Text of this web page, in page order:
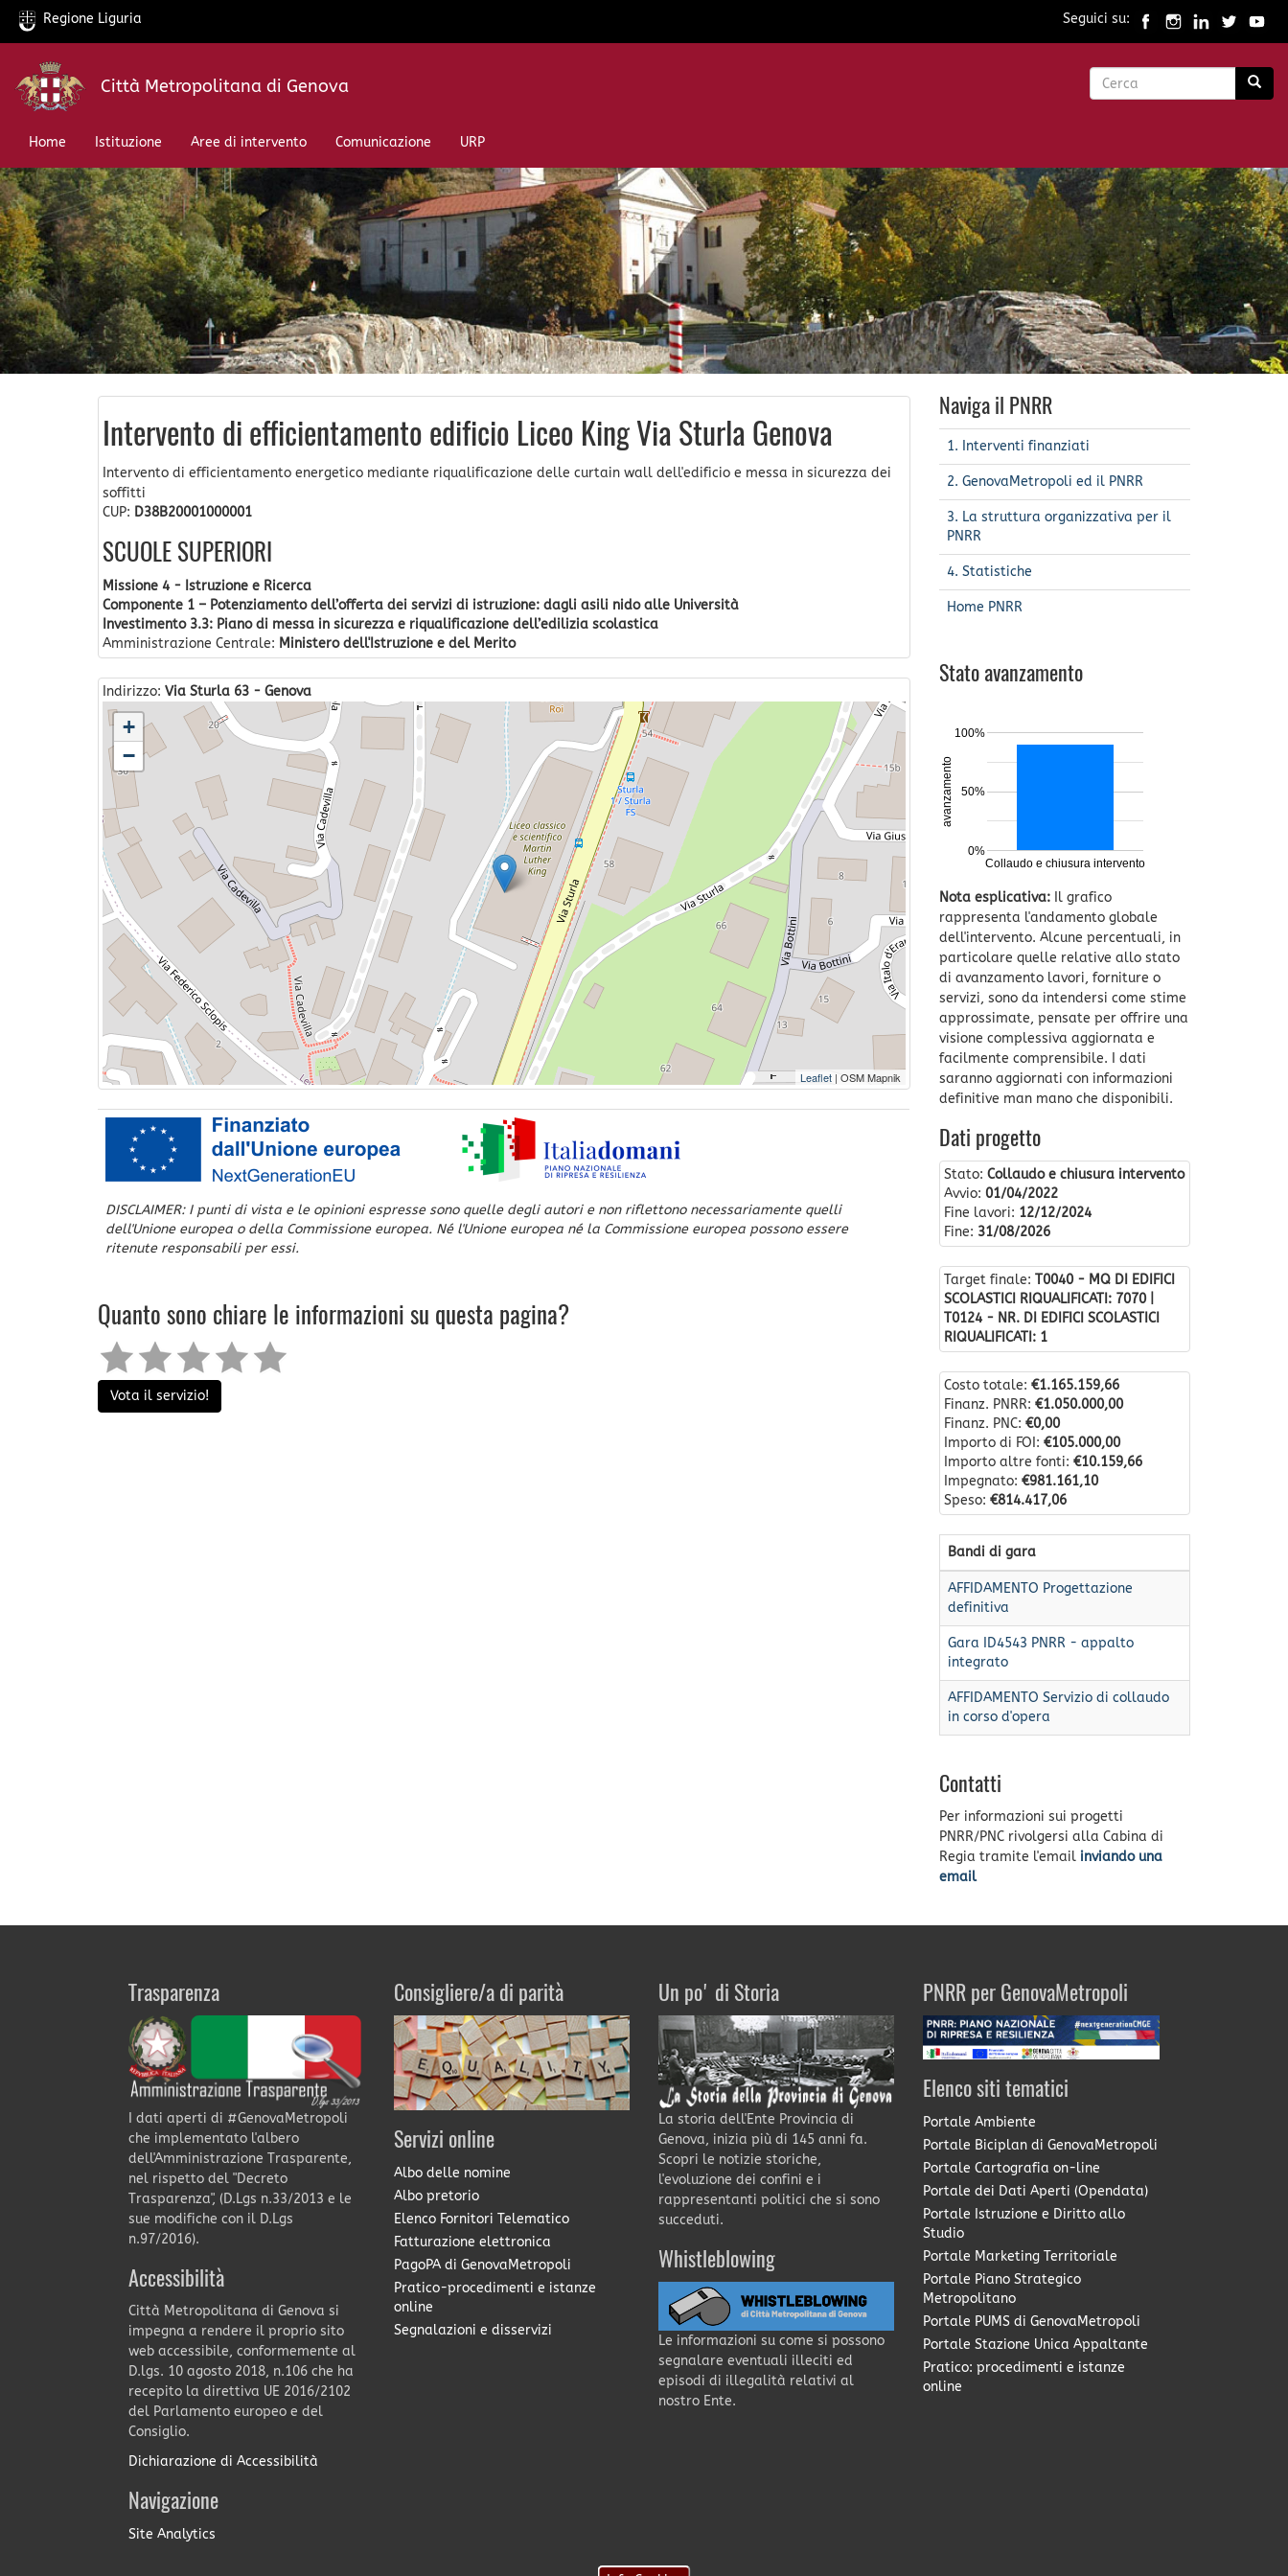
Salta
contenuto
Regione Liguria Seguici su:
Città Metropolitana di Genova
Form
Home
Istituzione Aree di intervento Comunicazione URP
Intervento di efficientamento edificio Liceo King Via Sturla Genova
Intervento di efficientamento energetico mediante riqualificazione delle curtain wall dell'edificio e messa in sicurezza dei
soffitti
CUP: D38B20001000001
SCUOLE SUPERIORI
Missione 4 - Istruzione e Ricerca
Componente 1 – Potenziamento dell’offerta dei servizi di istruzione: dagli asili nido alle Università
Investimento 3.3: Piano di messa in sicurezza e riqualificazione dell’edilizia scolastica
Amministrazione Centrale: Ministero dell'Istruzione e del Merito
Indirizzo: Via Sturla 63 - Genova
+
−
Leaflet| OSM Mapnik
DISCLAIMER: I punti di vista e le opinioni espresse sono quelle degli autori e non riflettono necessariamente quelli
dell'Unione europea o della Commissione europea. Né l'Unione europea né la Commissione europea possono essere
ritenute responsabili per essi.
Quanto sono chiare le informazioni su questa pagina?
Vota il servizio!
Naviga il PNRR
1. Interventi finanziati
2. GenovaMetropoli ed il PNRR
3. La struttura organizzativa per il
PNRR
4. Statistiche
Home PNRR
Stato avanzamento
Collaudo e chiusura intervento
0%
50%
100%
avanzamento
Nota esplicativa:Il grafico
rappresenta l'andamento globale
dell'intervento. Alcune percentuali, in
particolare quelle relative allo stato
di avanzamento lavori, forniture o
servizi, sono da intendersi come stime
approssimate, pensate per offrire una
visione complessiva aggiornata e
facilmente comprensibile. I dati
saranno aggiornati con informazioni
definitive man mano che disponibili.
Dati progetto
Stato: Collaudo e chiusura intervento
Avvio: 01/04/2022
Fine lavori: 12/12/2024
Fine: 31/08/2026
Target finale: T0040 - MQ DI EDIFICI
SCOLASTICI RIQUALIFICATI: 7070 |
T0124 - NR. DI EDIFICI SCOLASTICI
RIQUALIFICATI: 1
Costo totale: €1.165.159,66
Finanz. PNRR: €1.050.000,00
Finanz. PNC: €0,00
Importo di FOI: €105.000,00
Importo altre fonti: €10.159,66
Impegnato: €981.161,10
Speso: €814.417,06
Bandi di gara
AFFIDAMENTO Progettazione
definitiva
Gara ID4543 PNRR - appalto
integrato
AFFIDAMENTO Servizio di collaudo
in corso d'opera
Contatti
Per informazioni sui progetti
PNRR/PNC rivolgersi alla Cabina di
Regia tramite l'email inviando una
email
Trasparenza
I dati aperti di #GenovaMetropoli
che implementato l'albero
dell'Amministrazione Trasparente,
nel rispetto del "Decreto
Trasparenza", (D.Lgs n.33/2013 e le
sue modifiche con il D.Lgs
n.97/2016).
Accessibilità
Città Metropolitana di Genova si
impegna a rendere il proprio sito
web accessibile, conformemente al
D.lgs. 10 agosto 2018, n.106 che ha
recepito la direttiva UE 2016/2102
del Parlamento europeo e del
Consiglio.
Dichiarazione di Accessibilità
Navigazione
Site Analytics
Consigliere/a di parità
Servizi online
Albo delle nomine
Albo pretorio
Elenco Fornitori Telematico
Fatturazione elettronica
PagoPA di GenovaMetropoli
Pratico-procedimenti e istanze
online
Segnalazioni e disservizi
Un po' di Storia
La storia dell'Ente Provincia di
Genova, inizia più di 145 anni fa.
Scopri le notizie storiche,
l'evoluzione dei confini e i
rappresentanti politici che si sono
succeduti.
Whistleblowing
Le informazioni su come si possono
segnalare eventuali illeciti ed
episodi di illegalità relativi al
nostro Ente.
PNRR per GenovaMetropoli
Elenco siti tematici
Portale Ambiente
Portale Biciplan di GenovaMetropoli
Portale Cartografia on-line
Portale dei Dati Aperti (Opendata)
Portale Istruzione e Diritto allo
Studio
Portale Marketing Territoriale
Portale Piano Strategico
Metropolitano
Portale PUMS di GenovaMetropoli
Portale Stazione Unica Appaltante
Pratico: procedimenti e istanze
online